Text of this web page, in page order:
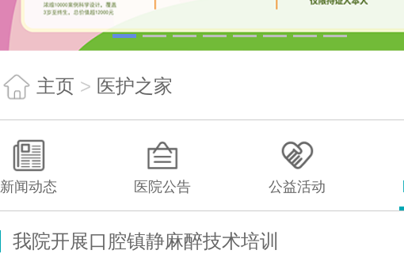
主页 医护之家
新闻动态 医院公告 公益活动
我院开展口腔镇静麻醉技术培训